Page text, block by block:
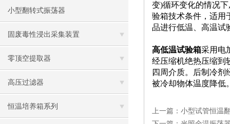
小型翻转式振荡器
固废毒性浸出采集装置
零顶空提取器
高压过滤器
恒温培养箱系列
变)循环变化的情况
验箱技术条件，适用
品进行低温、高温试
高低温试验箱采用电
经压缩机绝热压缩到
四周介质。后制冷
被冷却物体温度降低
上一篇： 小型试管恒温